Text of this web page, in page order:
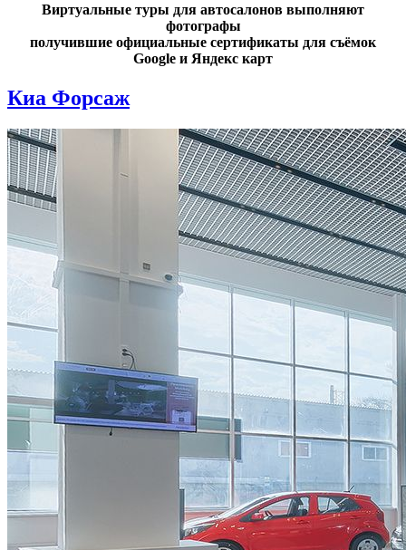
Виртуальные туры для автосалонов выполняют
фотографы
получившие официальные сертификаты для съёмок
Google и Яндекс карт
Киа Форсаж